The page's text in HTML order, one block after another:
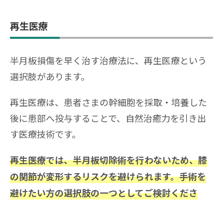
再生医療
半月板損傷を早く治す治療法に、再生医療という
選択肢があります。
再生医療は、患者さまの幹細胞を採取・培養した
後に患部へ投与することで、自然治癒力を引き出
す医療技術です。
再生医療では、半月板切除術を行わないため、膝
の関節が変形するリスクを避けられます。手術を
避けたい方の選択肢の一つとしてご検討くださ